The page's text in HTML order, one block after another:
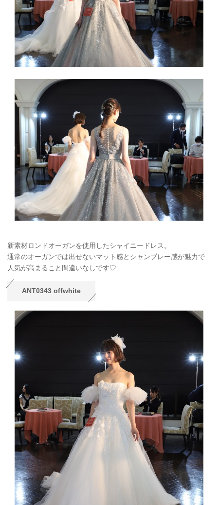
新素材ロンドオーガンを使用したシャイニードレス。
通常のオーガンでは出せないマット感とシャンブレー感が魅力で
人気が高まること間違いなしです♡
ANT0343 offwhite